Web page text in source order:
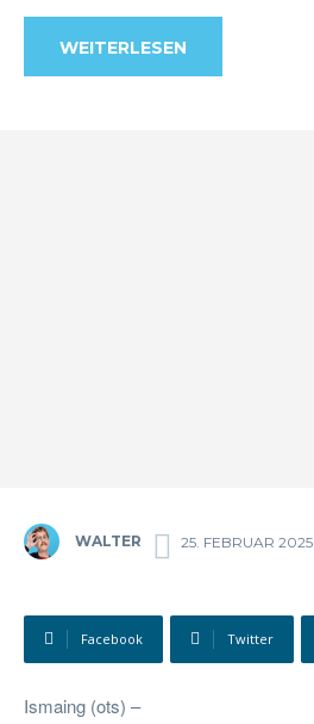
WEITERLESEN
WALTER 25. FEBRUAR 2025
Facebook Twitter
Ismaing (ots) –